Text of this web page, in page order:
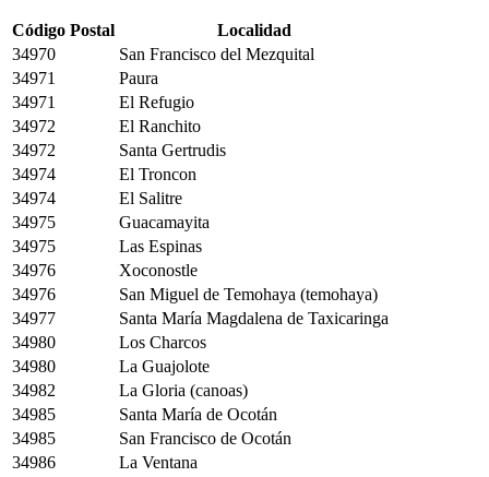
Código Postal
Localidad
34970
San Francisco del Mezquital
34971
Paura
34971
El Refugio
34972
El Ranchito
34972
Santa Gertrudis
34974
El Troncon
34974
El Salitre
34975
Guacamayita
34975
Las Espinas
34976
Xoconostle
34976
San Miguel de Temohaya (temohaya)
34977
Santa María Magdalena de Taxicaringa
34980
Los Charcos
34980
La Guajolote
34982
La Gloria (canoas)
34985
Santa María de Ocotán
34985
San Francisco de Ocotán
34986
La Ventana